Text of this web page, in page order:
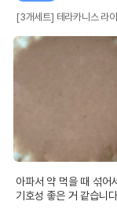
[3개세트] 테라카니스 라
아파서 약 먹을 때 섞어
기호성 좋은 거 같습니